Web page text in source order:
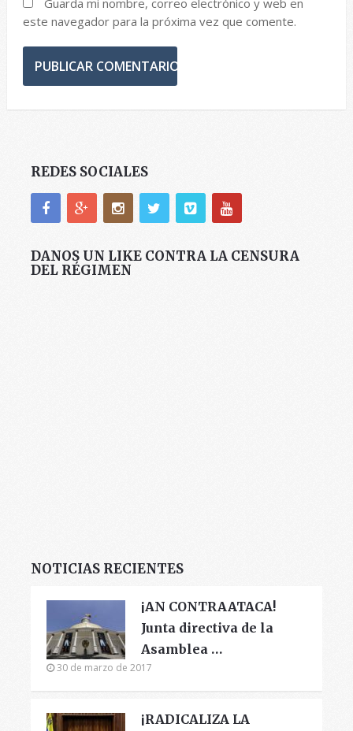
este navegador para la próxima vez que comente.
REDES SOCIALES
DANOS UN LIKE CONTRA LA CENSURA
DEL RÉGIMEN
NOTICIAS RECIENTES
¡AN CONTRAATACA!
Junta directiva de la
Asamblea …
30 de marzo de 2017
¡RADICALIZA LA